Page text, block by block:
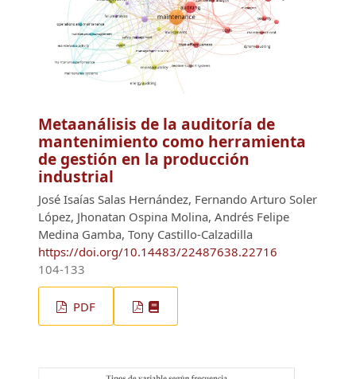
Metaanálisis de la auditoría de
mantenimiento como herramienta
de gestión en la producción
industrial
José Isaías Salas Hernández, Fernando Arturo Soler
López, Jhonatan Ospina Molina, Andrés Felipe
Medina Gamba, Tony Castillo-Calzadilla
https://doi.org/10.14483/22487638.22716
104-133
PDF